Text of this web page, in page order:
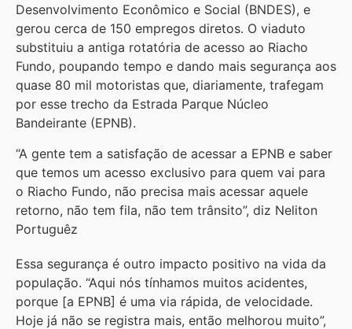
Desenvolvimento Econômico e Social (BNDES), e
gerou cerca de 150 empregos diretos. O viaduto
substituiu a antiga rotatória de acesso ao Riacho
Fundo, poupando tempo e dando mais segurança aos
quase 80 mil motoristas que, diariamente, trafegam
por esse trecho da Estrada Parque Núcleo
Bandeirante (EPNB).
“A gente tem a satisfação de acessar a EPNB e saber
que temos um acesso exclusivo para quem vai para
o Riacho Fundo, não precisa mais acessar aquele
retorno, não tem fila, não tem trânsito”, diz Neliton
Portuguêz
Essa segurança é outro impacto positivo na vida da
população. “Aqui nós tínhamos muitos acidentes,
porque [a EPNB] é uma via rápida, de velocidade.
Hoje já não se registra mais, então melhorou muito”,